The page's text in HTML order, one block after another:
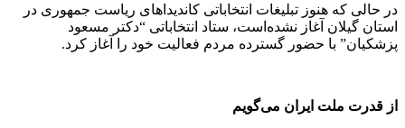
در حالی که هنوز تبلیغات انتخاباتی کاندیداهای ریاست جمهوری در
استان‌ گیلان آغاز نشده‌است، ستاد انتخاباتی “دکتر مسعود
پزشکیان” با حضور گسترده مردم فعالیت خود را آغاز کرد.
از قدرت ملت ایران می‌گویم